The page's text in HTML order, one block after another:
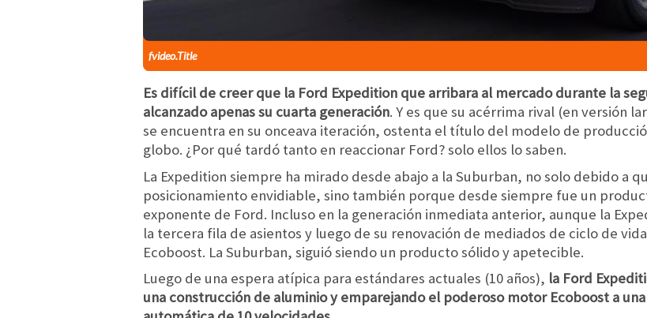
fvideo.Title
Es difícil de creer que la Ford Expedition que arribara al mercado durante la
alcanzado apenas su cuarta generación. Y es que su acérrima rival (en versión
se encuentra en su onceava iteración, ostenta el título del modelo de
globo. ¿Por qué tardó tanto en reaccionar Ford? solo ellos lo saben.
La Expedition siempre ha mirado desde abajo a la Suburban, no solo debido a
posicionamiento envidiable, sino también porque desde siempre fue un
exponente de Ford. Incluso en la generación inmediata anterior, aunque la
la tercera fila de asientos y luego de su renovación de mediados de ciclo de
Ecoboost. La Suburban, siguió siendo un producto sólido y apetecible.
Luego de una espera atípica para estándares actuales (10 años), la Ford
una construcción de aluminio y emparejando el poderoso motor Ecoboost a